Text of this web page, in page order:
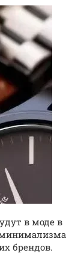
в моде в
минимализма
брендов.